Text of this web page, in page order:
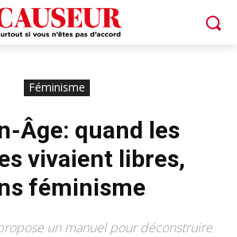
Féminisme
Âge: quand les
vivaient libres,
féminisme
un manuel pour déconstruire